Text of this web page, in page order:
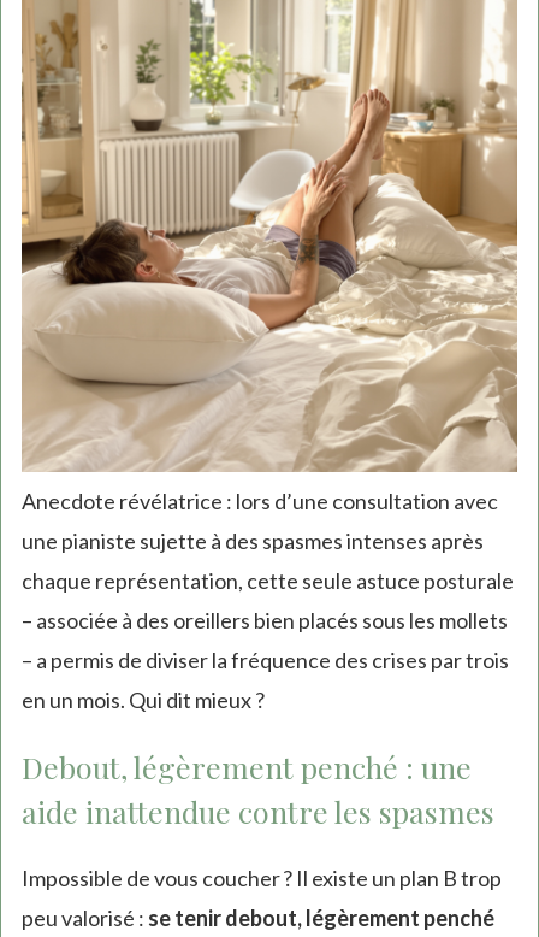
Anecdote révélatrice : lors d’une consultation avec
une pianiste sujette à des spasmes intenses après
chaque représentation, cette seule astuce posturale
– associée à des oreillers bien placés sous les mollets
– a permis de diviser la fréquence des crises par trois
en un mois. Qui dit mieux ?
Debout, légèrement penché : une
aide inattendue contre les spasmes
Impossible de vous coucher ? Il existe un plan B trop
peu valorisé : se tenir debout, légèrement penché